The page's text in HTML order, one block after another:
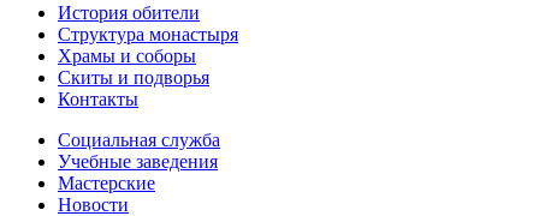
История обители
Структура монастыря
Храмы и соборы
Скиты и подворья
Контакты
Социальная служба
Учебные заведения
Мастерские
Новости